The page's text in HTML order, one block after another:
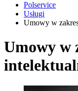
Polservice
Usługi
Umowy w
Umowy w